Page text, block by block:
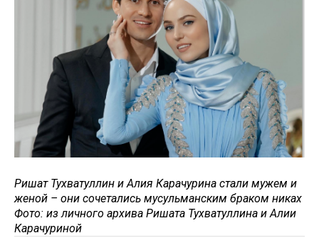
Ришат Тухватуллин и Алия Карачурина стали мужем и
женой – они сочетались мусульманским браком никах
Фото: из личного архива Ришата Тухватуллина и Алии
Карачуриной